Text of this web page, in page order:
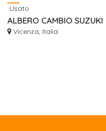
Usato
ALBERO CAMBIO
Vicenza, Italia